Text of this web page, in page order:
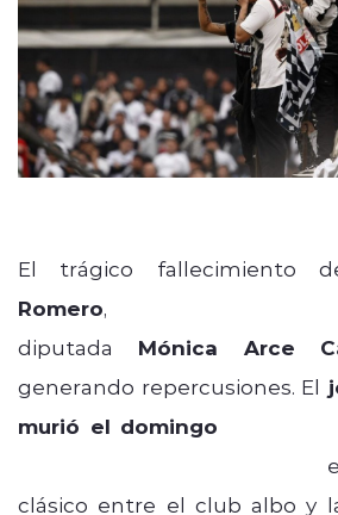
El trágico fallecimiento
Romero,
diputada Mónica Arce
generando repercusiones. El
murió el domingo
clásico entre el club albo y